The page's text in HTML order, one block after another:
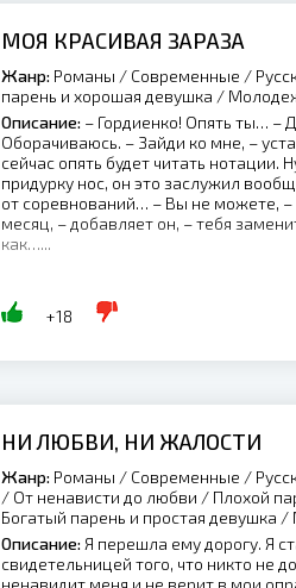
МОЯ КРАСИВАЯ ЗАРАЗА
Жанр: Романы / Современные /
парень и хорошая девушка /
Описание: – Гордиенко! Опять ты… –
Оборачиваюсь. – Зайди ко мне, –
сейчас опять будет читать нотации.
придурку нос, он это заслужил
от соревнований… – Вы не можете,
месяц, – добавляет он, – тебя
как…...
+18
НИ ЛЮБВИ, НИ ЖАЛОСТИ
Жанр: Романы / Современные /
/ От ненависти до любви / Плохой
Богатый парень и простая
Описание: Я перешла ему дорогу. Я
свидетельницей того, что никто не
ненавидит меня и не верит в мои